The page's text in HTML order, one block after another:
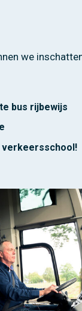
we
bus rijbewijs
verkeersschool!